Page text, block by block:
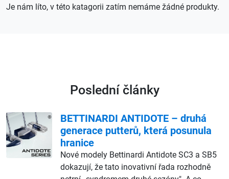
Je nám líto, v této katagorii zatím nemáme žádné produkty.
Poslední články
BETTINARDI ANTIDOTE – druhá
generace putterů, která posunula
hranice
Nové modely Bettinardi Antidote SC3 a SB5
dokazují, že tato inovativní řada rozhodně